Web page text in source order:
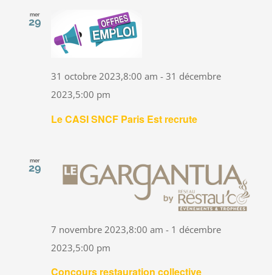
mer
29
Le CASI SNCF Paris Est recrute
31 octobre 2023,8:00 am -31 décembre
2023,5:00 pm
mer
29
Concours restauration collective
7 novembre 2023,8:00 am - 1 décembre
2023,5:00 pm